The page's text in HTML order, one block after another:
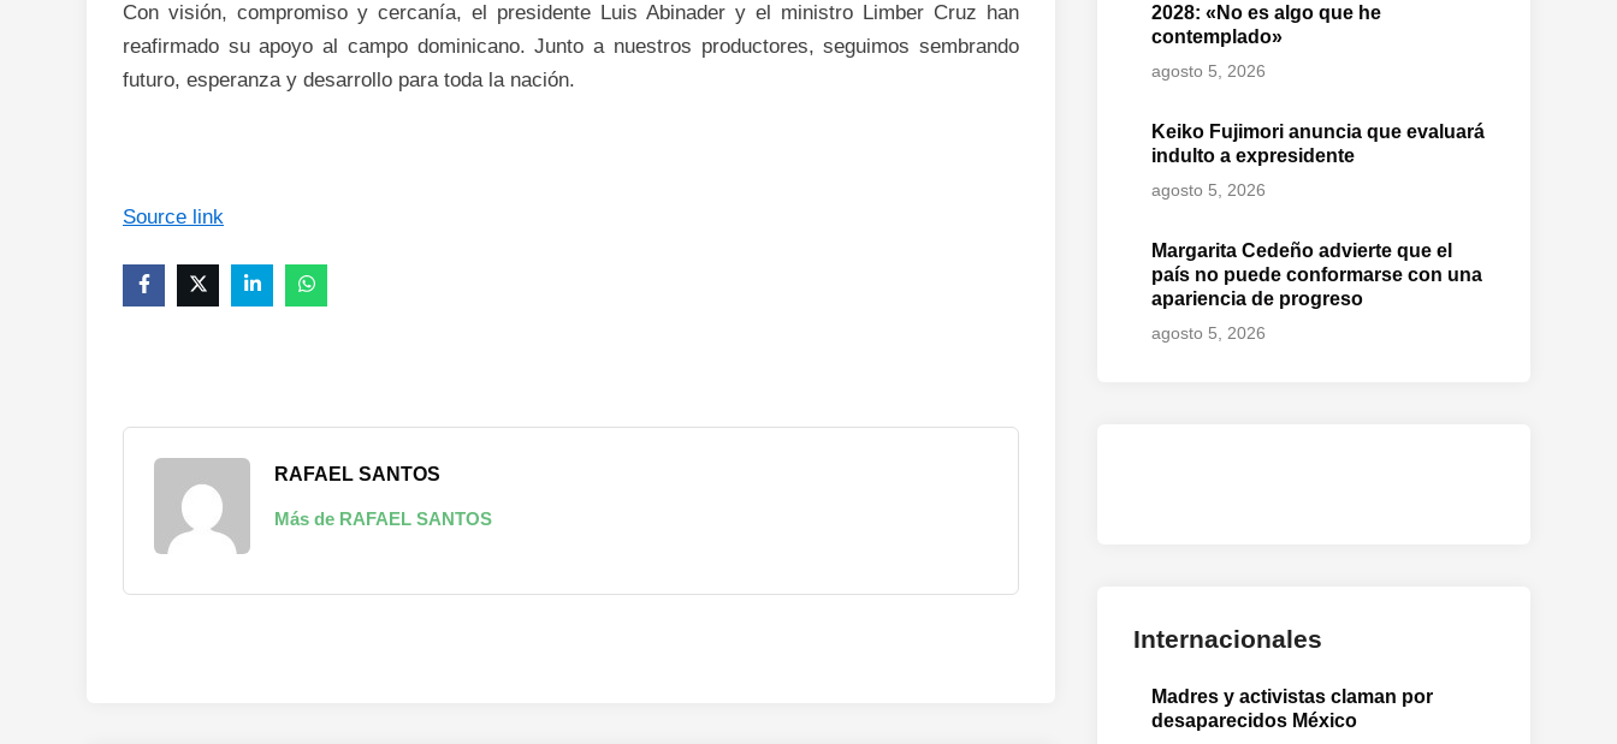
Con visión, compromiso y cercanía, el presidente Luis Abinader y el ministro Limber Cruz han
reafirmado su apoyo al campo dominicano. Junto a nuestros productores, seguimos sembrando
futuro, esperanza y desarrollo para toda la nación.
Source link
RAFAEL SANTOS
Más de RAFAEL SANTOS
2028: «No es algo que he
contemplado»
agosto 5, 2026
Keiko Fujimori anuncia que evaluará
indulto a expresidente
agosto 5, 2026
Margarita Cedeño advierte que el
país no puede conformarse con una
apariencia de progreso
agosto 5, 2026
Internacionales
Madres y activistas claman por
desaparecidos México